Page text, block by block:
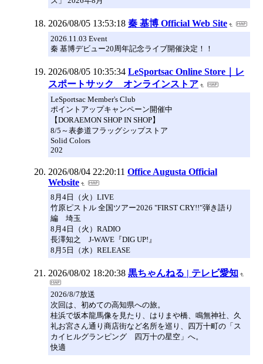
2026/08/05 13:53:18 秦 基博 Official Web Site
2026.11.03 Event
秦 基博デビュー20周年記念ライブ開催決定！！
2026/08/05 10:35:34 LeSportsac Online Store｜レ
スポートサック オンラインストア
LeSportsac Member's Club
ポイントアップキャンペーン開催中
【DORAEMON SHOP IN SHOP】
8/5～表参道フラッグシップストア
Solid Colors
202
2026/08/04 22:20:11 Office Augusta Official
Website
8月4日（火）LIVE
竹原ピストル 全国ツアー2026 "FIRST CRY!!"弾き語り
編 埼玉
8月4日（火）RADIO
長澤知之 J-WAVE『DIG UP!』
8月5日（水）RELEASE
2026/08/02 18:20:38 黒ちゃんねる | テレビ愛知
2026/8/7放送
次回は、初めての高知県への旅。
桂浜で坂本龍馬像を見たり、はりまや橋、鳴無神社、久
礼お宮さん通り商店街など名所を巡り、四万十町の「ス
カイヒルグランピング 四万十の星空」へ。
快適